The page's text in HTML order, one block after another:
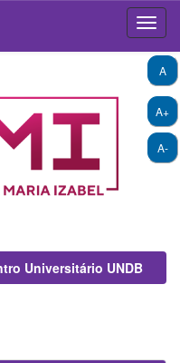
A+
A-
A
Universitário UNDB